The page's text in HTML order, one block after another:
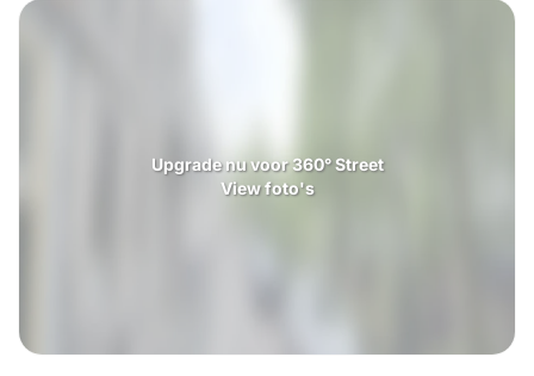
Upgrade nu voor 360° Street
View foto's